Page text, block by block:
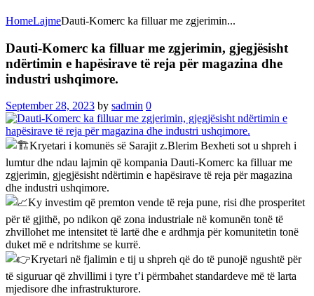
HomeLajmeDauti-Komerc ka filluar me zgjerimin...
Dauti-Komerc ka filluar me zgjerimin, gjegjësisht
ndërtimin e hapësirave të reja për magazina dhe
industri ushqimore.
September 28, 2023 by sadmin 0
Kryetari i komunës së Sarajit z.Blerim Bexheti sot u shpreh i
lumtur dhe ndau lajmin që kompania Dauti-Komerc ka filluar me
zgjerimin, gjegjësisht ndërtimin e hapësirave të reja për magazina
dhe industri ushqimore.
Ky investim që premton vende të reja pune, risi dhe prosperitet
për të gjithë, po ndikon që zona industriale në komunën tonë të
zhvillohet me intensitet të lartë dhe e ardhmja për komunitetin tonë
duket më e ndritshme se kurrë.
Kryetari në fjalimin e tij u shpreh që do të punojë ngushtë për
të siguruar që zhvillimi i tyre t’i përmbahet standardeve më të larta
mjedisore dhe infrastrukturore.